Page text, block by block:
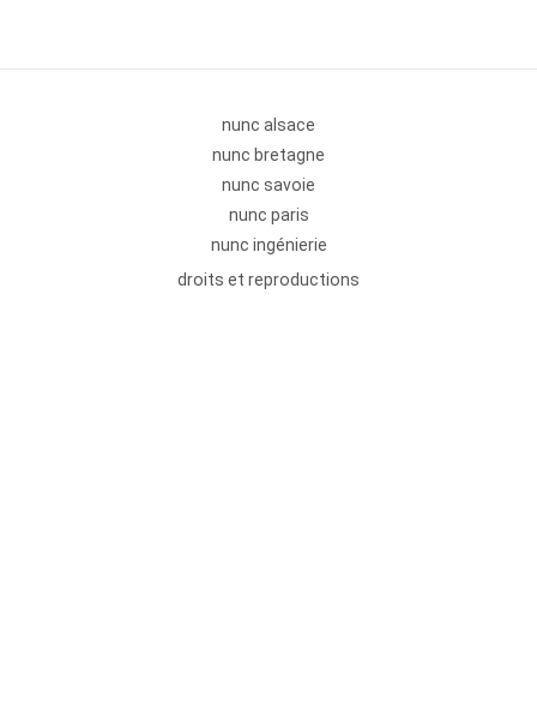
nunc alsace
nunc bretagne
nunc savoie
nunc paris
nunc ingénierie
droits et reproductions